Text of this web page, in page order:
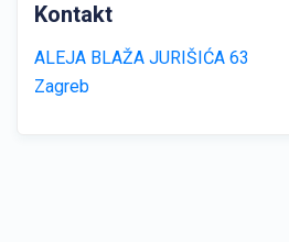
Kontakt
ALEJA BLAŽA JURIŠIĆA 63
Zagreb